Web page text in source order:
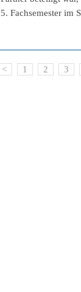
5. Fachsemester im
< 1 2 3